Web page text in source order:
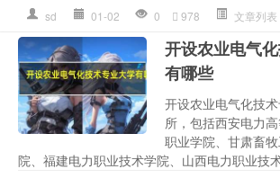
sd 01-02 0 978 文章列表
开设农业电气
有哪些
开设农业电气化技
所，包括西安电力
职业学院、甘肃畜
院、福建电力职业技术学院、山西电力职业技